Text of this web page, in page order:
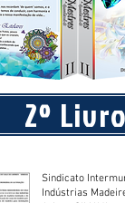
2º
Sindicato
Indústrias